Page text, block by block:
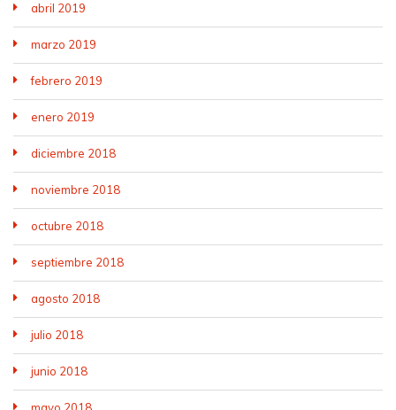
abril 2019
marzo 2019
febrero 2019
enero 2019
diciembre 2018
noviembre 2018
octubre 2018
septiembre 2018
agosto 2018
julio 2018
junio 2018